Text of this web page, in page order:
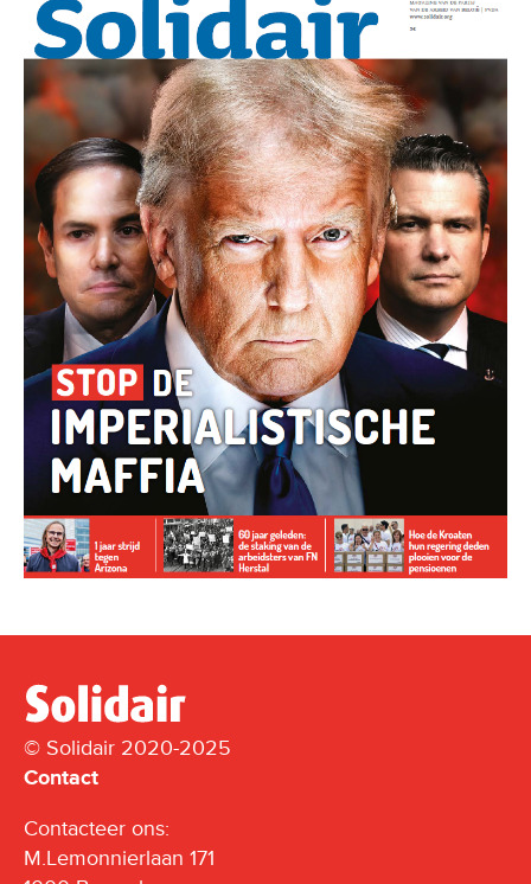
© Solidair 2020-2025
Contact
Contacteer ons:
M.Lemonnierlaan 171